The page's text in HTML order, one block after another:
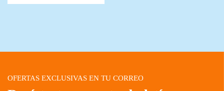
OFERTAS EXCLUSIVAS EN TU CORREO